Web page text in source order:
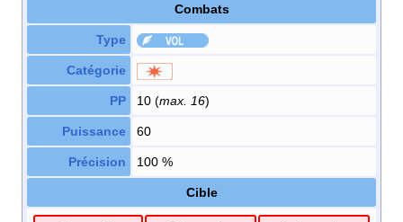
Combats
Type
Catégorie
PP 10 (max. 16)
Puissance 60
Précision 100 %
Cible